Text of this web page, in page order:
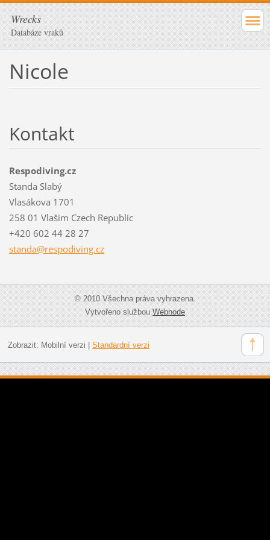
Wrecks
Databáze vraků
Nicole
Kontakt
Respodiving.cz
Standa Slabý
Vlasákova 1701
258 01 Vlašim Czech Republic
+420 602 44 28 27
standa@respodiving.cz
© 2010 Všechna práva vyhrazena.
Vytvořeno službouWebnode
Zobrazit: Mobilní verzi Standardní verzi